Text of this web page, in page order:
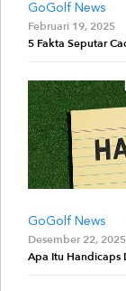
GoGolf News
Februari 19, 2025
5 Fakta Seputar
GoGolf News
Desember 22, 2025
Apa Itu Handicaps